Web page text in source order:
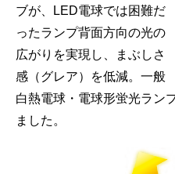
ブが、LED電球では困難だ
ったランプ背面方向の光の
広がりを実現し、まぶしさ
感（グレア）を低減。一般
白熱電球・電球形蛍光ラン
ました。